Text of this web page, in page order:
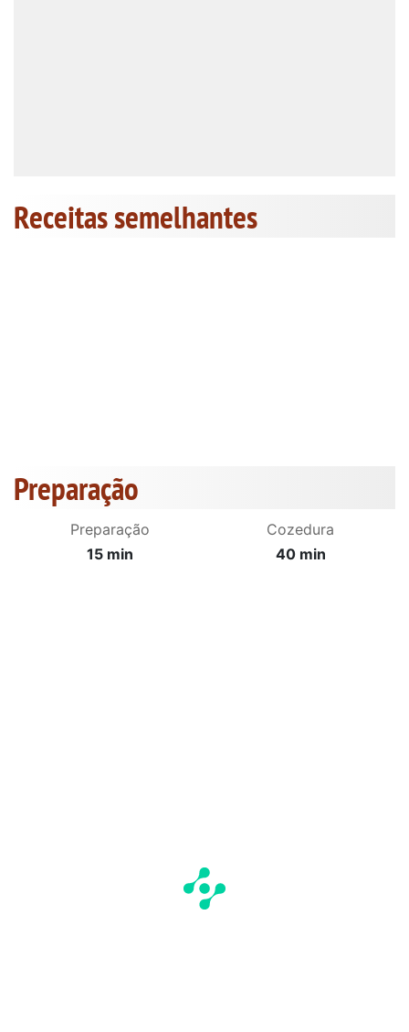
Receitas semelhantes
Preparação
Preparação
15 min
Cozedura
40 min